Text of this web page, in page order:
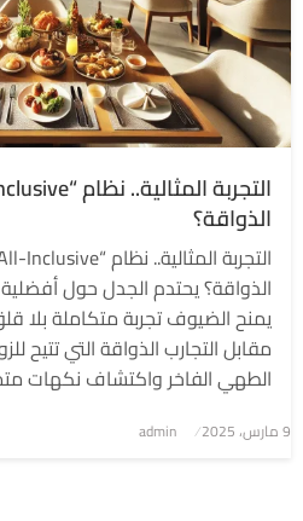
الذواقة؟
يمنح الضيوف تجربة متكاملة بلا
مقابل التجارب الذواقة التي تتيح
الطهي الفاخر واكتشاف نكهات
نُشر
9 مارس، 2025 admin